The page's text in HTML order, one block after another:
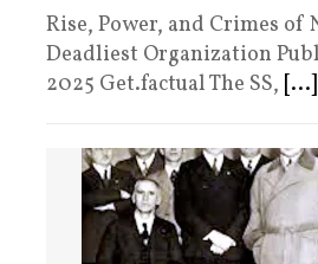
Rise, Power, and Crimes of
Deadliest Organization
2025 Get.factual The SS, [...]